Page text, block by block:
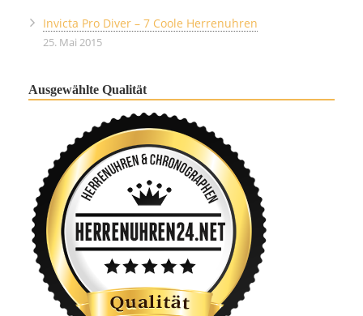
Invicta Pro Diver – 7 Coole Herrenuhren
25. Mai 2015
Ausgewählte Qualität